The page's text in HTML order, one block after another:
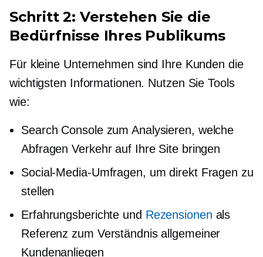
Schritt 2: Verstehen Sie die
Bedürfnisse Ihres Publikums
Für kleine Unternehmen sind Ihre Kunden die
wichtigsten Informationen. Nutzen Sie Tools
wie:
Search Console zum Analysieren, welche
Abfragen Verkehr auf Ihre Site bringen
Social-Media-Umfragen, um direkt Fragen zu
stellen
Erfahrungsberichte und Rezensionen als
Referenz zum Verständnis allgemeiner
Kundenanliegen